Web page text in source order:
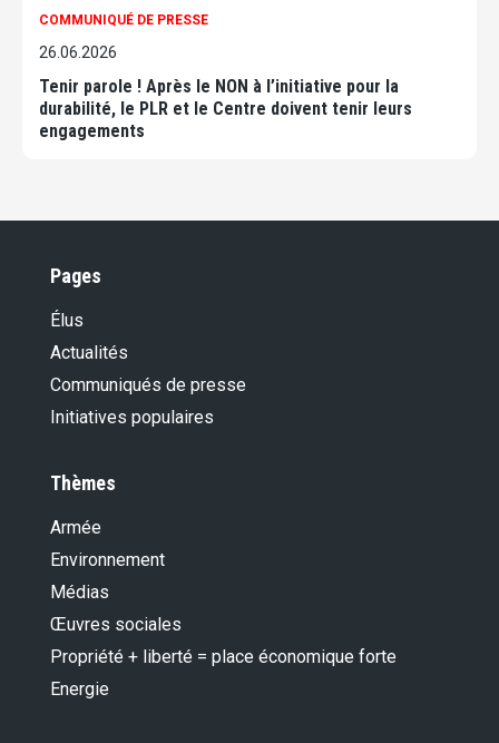
COMMUNIQUÉ DE PRESSE
26.06.2026
Tenir parole ! Après le NON à l’initiative pour la
durabilité, le PLR et le Centre doivent tenir leurs
engagements
Pages
Élus
Actualités
Communiqués de presse
Initiatives populaires
Thèmes
Armée
Environnement
Médias
Œuvres sociales
Propriété + liberté = place économique forte
Energie